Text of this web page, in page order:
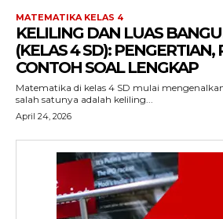
MATEMATIKA KELAS 4
KELILING DAN LUAS
(KELAS 4 SD): PENGERTIAN,
CONTOH SOAL LENGKAP
Matematika di kelas 4 SD mulai
salah satunya adalah keliling...
April 24, 2026